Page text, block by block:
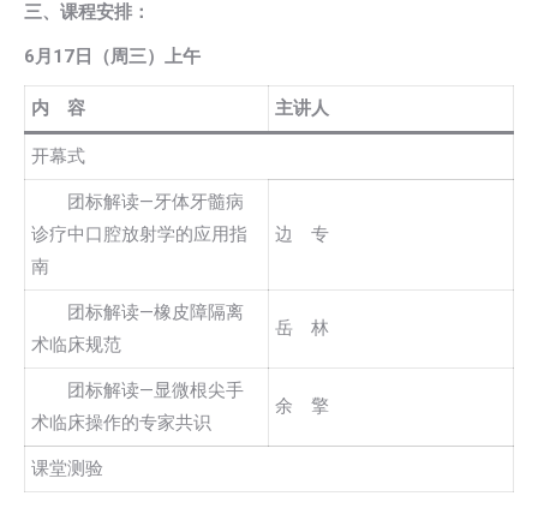
三、课程安排：
6月17日（周三）上午
内 容 主讲人
开幕式
团标解读—牙体牙髓病
诊疗中口腔放射学的应用指
南
边 专
团标解读—橡皮障隔离
术临床规范
岳 林
团标解读—显微根尖手
术临床操作的专家共识
余 擎
课堂测验